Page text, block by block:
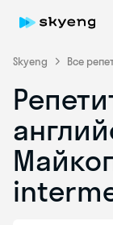
Skyeng Все